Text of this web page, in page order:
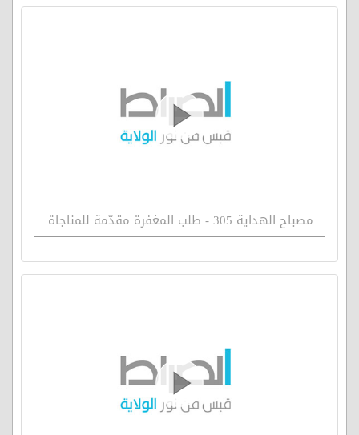
مصباح الهداية 305 - طلب المغفرة مقدّمة للمناجاة